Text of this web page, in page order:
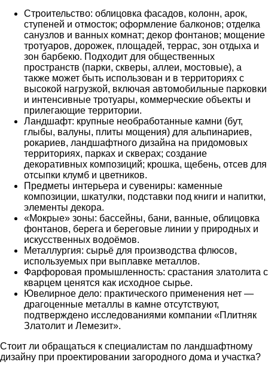
Строительство: облицовка фасадов, колонн, арок,
ступеней и отмосток; оформление балконов; отделка
санузлов и ванных комнат; декор фонтанов; мощение
тротуаров, дорожек, площадей, террас, зон отдыха и
зон барбекю. Подходит для общественных
пространств (парки, скверы, аллеи, мостовые), а
также может быть использован и в территориях с
высокой нагрузкой, включая автомобильные парковки
и интенсивные тротуары, коммерческие объекты и
прилегающие территории.
Ландшафт: крупные необработанные камни (бут,
глыбы, валуны, плиты мощения) для альпинариев,
рокариев, ландшафтного дизайна на придомовых
территориях, парках и скверах; создание
декоративных композиций; крошка, щебень, отсев для
отсыпки клумб и цветников.
Предметы интерьера и сувениры: каменные
композиции, шкатулки, подставки под книги и напитки,
элементы декора.
«Мокрые» зоны: бассейны, бани, ванные, облицовка
фонтанов, берега и береговые линии у природных и
искусственных водоёмов.
Металлургия: сырьё для производства флюсов,
используемых при выплавке металлов.
Фарфоровая промышленность: срастания златолита с
кварцем ценятся как исходное сырье.
Ювелирное дело: практического применения нет —
драгоценные металлы в камне отсутствуют,
подтверждено исследованиями компании «Плитняк
Златолит и Лемезит».
Стоит ли обращаться к специалистам по ландшафтному
дизайну при проектировании загородного дома и участка?